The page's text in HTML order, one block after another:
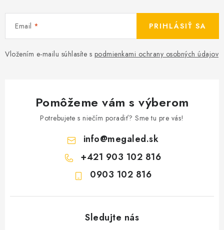
Email
Vložením e-mailu súhlasíte s podmienkami ochrany osobných údajov
PRIHLÁSIŤ SA
Pomôžeme vám s výberom
Potrebujete s niečím poradiť? Sme tu pre vás!
info@megaled.sk
+421 903 102 816
0903 102 816